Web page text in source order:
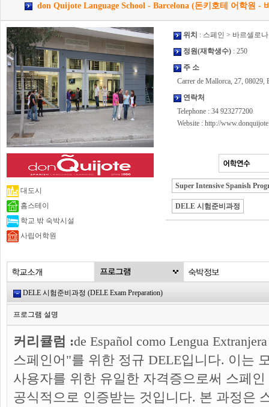
don Quijote Language School - Barcelona (돈키호테 어학원 -
대도시
홈스테이
학교 밖 숙박시설
사립어학원
위치 : 스페인 > 바르셀로나
정원(재학생수) : 250
주 소
Carrer de Mallorca, 27, 08029,
연락처
Telephone : 34 923277200
Website : http://
Super Intensive Spanish
DELE 시험준비과정
DELE 시험준비과정 (DELE Exam Preparation)
프로그램 설명
커리큘럼 :de Español como Lengua
스페인어"를 위한 정규 DELE입니다. 이는
사용자를 위한 유일한 자격증으로써 스페
공식적으로 인증받는 것입니다. 본 과정은